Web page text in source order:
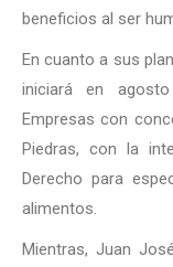
beneficios al ser
En cuanto a sus
iniciará en
Empresas con
Piedras, con la
Derecho para
alimentos.
Mientras, Juan